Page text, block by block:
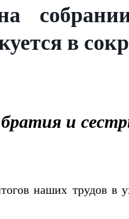
в
и
наших трудов